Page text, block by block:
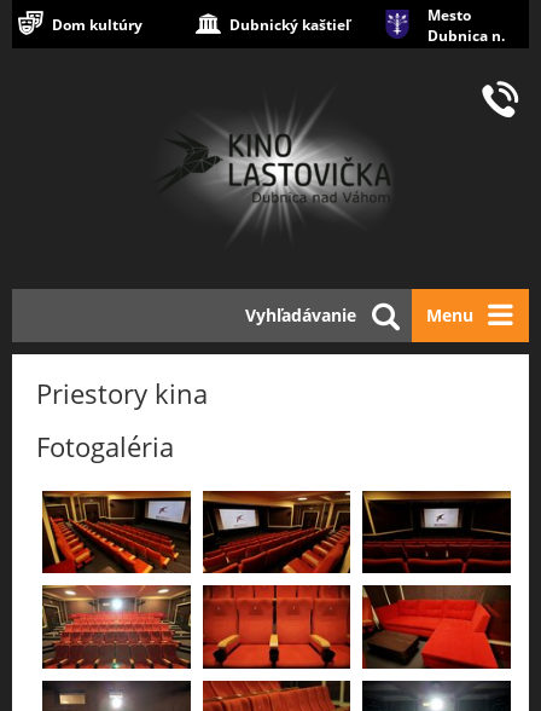
Dom kultúry Dubnický kaštieľ
Mesto
Dubnica n.
Menu
Vyhľadávanie
Priestory kina
Fotogaléria